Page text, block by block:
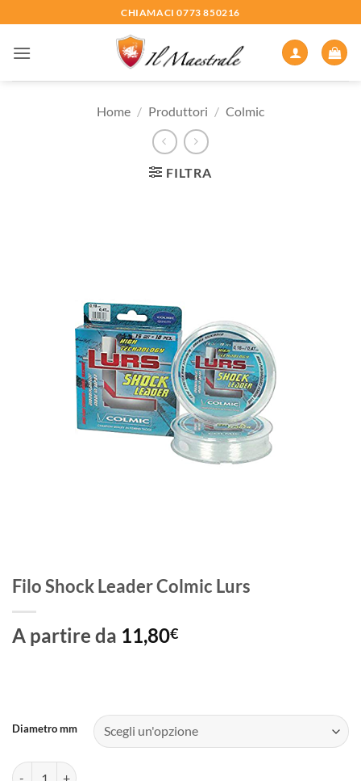
ai
contenuti
CHIAMACI 0773 850216
Home / Produttori / Colmic
FILTRA
Filo Shock Leader Colmic Lurs
A partire da 11,80€
Diametro mm
Filo Shock Leader Colmic Lurs quantità